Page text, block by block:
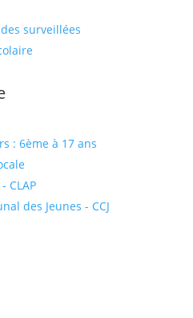
surveillées
: 6ème à 17 ans
CLAP
des Jeunes - CCJ